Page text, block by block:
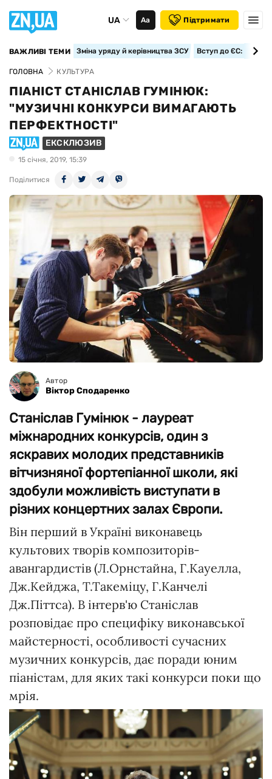
UA Аа Підтримати
ВАЖЛИВІ ТЕМИ Зміна уряду й керівництва ЗСУ Вступ до ЄС:
ГОЛОВНА КУЛЬТУРА
ПІАНІСТ СТАНІСЛАВ ГУМІНЮК:
"МУЗИЧНІ КОНКУРСИ ВИМАГАЮТЬ
ПЕРФЕКТНОСТІ"
ЕКСКЛЮЗИВ
15 сiчня, 2019, 15:39
Поділитися
Автор
Віктор Сподаренко
Станіслав Гумінюк - лауреат
міжнародних конкурсів, один з
яскравих молодих представників
вітчизняної фортепіанної школи, які
здобули можливість виступати в
різних концертних залах Європи.
Він перший в Україні виконавець
культових творів композиторів-
авангардистів (Л.Орнстайна, Г.Кауелла,
Дж.Кейджа, Т.Такеміцу, Г.Канчелі
Дж.Піттса). В інтерв'ю Станіслав
розповідає про специфіку виконавської
майстерності, особливості сучасних
музичних конкурсів, дає поради юним
піаністам, для яких такі конкурси поки що
мрія.